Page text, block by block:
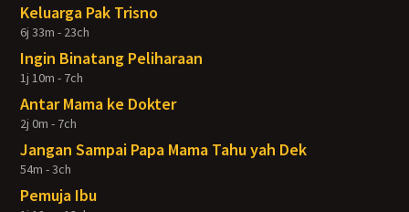
Keluarga Pak Trisno
6j 33m - 23ch
Ingin Binatang Peliharaan
1j 10m - 7ch
Antar Mama ke Dokter
2j 0m - 7ch
Jangan Sampai Papa Mama Tahu yah Dek
54m - 3ch
Pemuja Ibu